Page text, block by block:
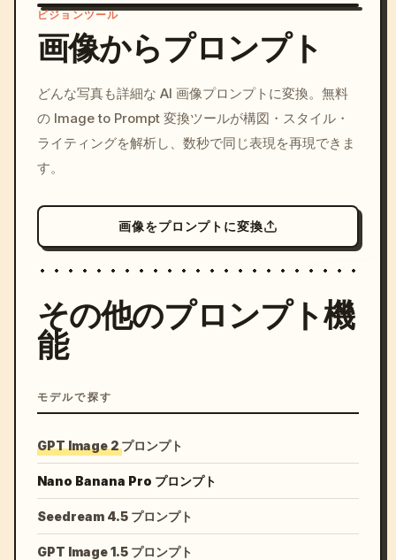
c, cyberpunk sunset, neon
colors, 8k --v 6.0
ビジョンツール
画像からプロンプト
どんな写真も詳細な AI 画像プロンプトに変換。無料
の Image to Prompt 変換ツールが構図・スタイル・
ライティングを解析し、数秒で同じ表現を再現できま
す。
画像をプロンプトに変換
その他のプロンプト機
能
モデルで探す
GPT Image 2 プロンプト
Nano Banana Pro プロンプト
Seedream 4.5 プロンプト
GPT Image 1.5 プロンプト